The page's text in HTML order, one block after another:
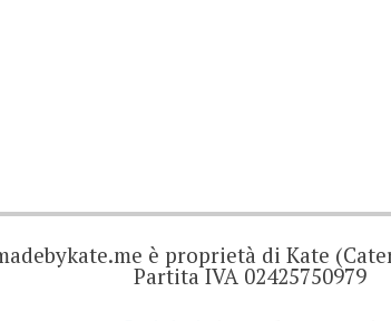
è proprietà di Kate
Partita IVA 02425750979